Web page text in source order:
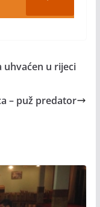
uhvaćen u rijeci
– puž predator